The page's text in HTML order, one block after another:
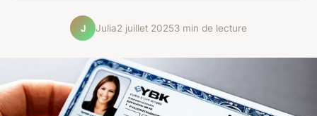
J Julia2 juillet 20253 min de lecture